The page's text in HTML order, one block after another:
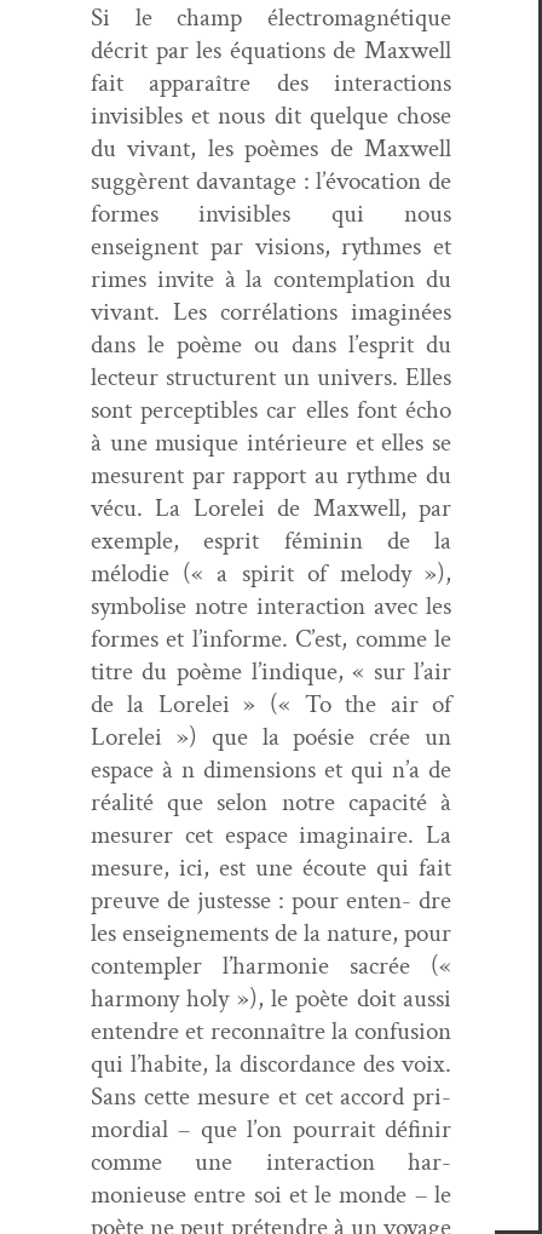
Si le champ élec­tro­mag­né­tique
décrit par les équa­tions de Maxwell
fait appa­raître des inter­ac­tions
invis­i­bles et nous dit quelque chose
du vivant, les poèmes de Maxwell
sug­gèrent davan­tage : l’évocation de
formes invis­i­bles qui nous
enseignent par visions, rythmes et
rimes invite à la con­tem­pla­tion du
vivant. Les cor­réla­tions imag­inées
dans le poème ou dans l’esprit du
lecteur struc­turent un univers. Elles
sont per­cep­ti­bles car elles font écho
à une musique intérieure et elles se
mesurent par rap­port au rythme du
vécu. La Lorelei de Maxwell, par
exem­ple, esprit féminin de la
mélodie (« a spir­it of melody »),
sym­bol­ise notre inter­ac­tion avec les
formes et l’informe. C’est, comme le
titre du poème l’indique, « sur l’air
de la Lorelei » (« To the air of
Lorelei ») que la poésie crée un
espace à ndimen­sions et qui n’a de
réal­ité que selon notre capac­ité à
mesur­er cet espace imag­i­naire. La
mesure, ici, est une écoute qui fait
preuve de justesse : pour enten- dre
les enseigne­ments de la nature, pour
con­tem­pler l’harmonie sacrée («
har­mo­ny holy »), le poète doit aus­si
enten­dre et recon­naître la con­fu­sion
qui l’habite, la dis­cor­dance des voix.
Sans cette mesure et cet accord pri­
mor­dial – que l’on pour­rait définir
comme une inter­ac­tion har­
monieuse entre soi et le monde – le
poète ne peut pré­ten­dre à un voy­age